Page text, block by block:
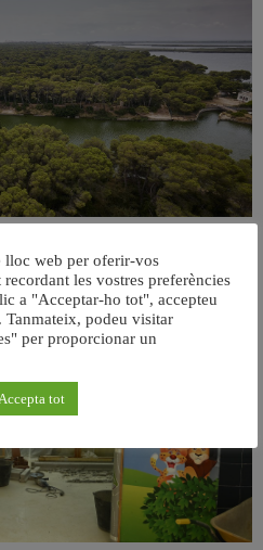
juliol
2026
lloc web per oferir-vos
les vostres preferències
a "Acceptar-ho tot", accepteu
Tanmateix, podeu visitar
per proporcionar un
tot